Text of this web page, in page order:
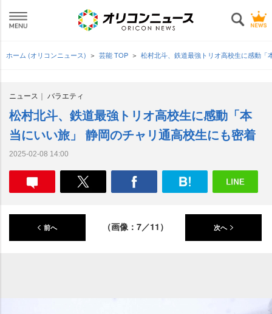
ホーム (オリコンニュース) 芸能 TOP 松村北斗、鉄道最強トリオ高校生に感動
ニュース バラエティ
松村北斗、鉄道最強トリオ高校生に感動「本
当にいい旅」 静岡のチャリ通高校生にも密着
2025-02-08 14:00
前へ （画像：7／11） 次へ